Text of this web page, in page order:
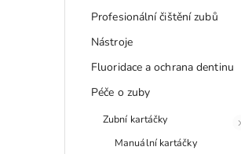
Profesionální čištění zubů
Nástroje
Fluoridace a ochrana dentinu
Péče o zuby
Zubní kartáčky
Manuální kartáčky